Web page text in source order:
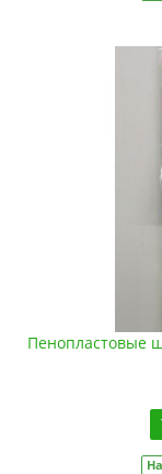
Пенопластовые